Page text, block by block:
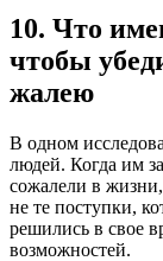
10. Что
чтобы
жалею
В одном
людей. Когда им
сожалели в
не те поступки,
решились в свое
возможностей.